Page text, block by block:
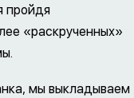
пройдя
«раскрученных»
мы выкладываем